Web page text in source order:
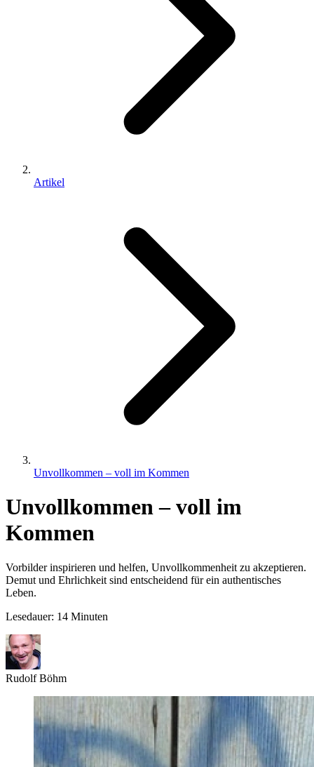
Artikel
Unvollkommen – voll im Kommen
Unvollkommen – voll im
Kommen
Vorbilder inspirieren und helfen, Unvollkommenheit zu akzeptieren.
Demut und Ehrlichkeit sind entscheidend für ein authentisches
Leben.
Lesedauer: 14 Minuten
Rudolf Böhm